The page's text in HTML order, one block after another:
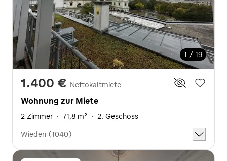
1 / 19
1.400 € Nettokaltmiete
Wohnung zur Miete
2 Zimmer · 71,8 m² · 2. Geschoss
Wieden (1040)